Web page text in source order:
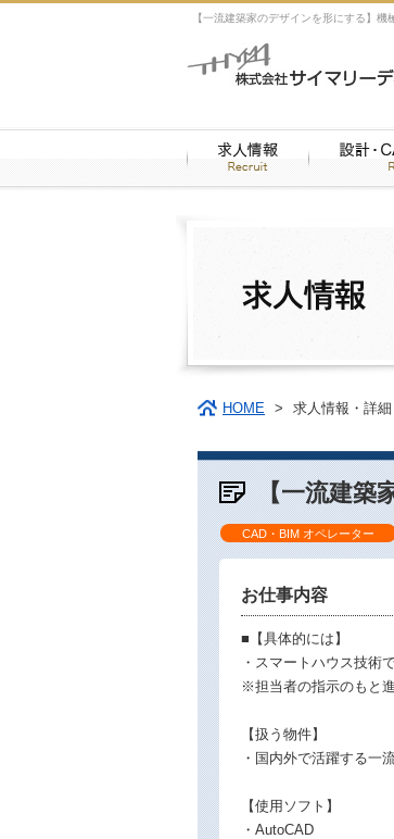
【一流建築家のデザインを形にする】
HOME > 求人情報・詳細
【一流建築
CAD・BIM オペレーター
お仕事内容
■【具体的には】
・スマートハウス技術
※担当者の指示のもと
【扱う物件】
・国内外で活躍する一
【使用ソフト】
・AutoCAD